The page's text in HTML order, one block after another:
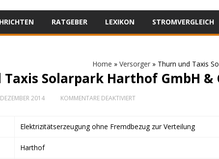
RATGEBER LEXIKON STROMVERGLEICH
Home » Versorger » Thurn und Taxis
Solarpark Harthof GmbH &
2014 KOMMENTARE DEAKTIVIERTFÜR
SOLARPARK
Elektrizitätserzeugung ohne Fremdbezug zur Verteilung
Harthof